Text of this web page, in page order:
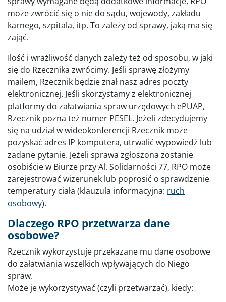
może zwrócić się o nie do sądu, wojewody, zakładu
karnego, szpitala, itp. To zależy od sprawy, jaką ma się
zająć.
Ilość i wrażliwość danych zależy też od sposobu, w jaki
się do Rzecznika zwrócimy. Jeśli sprawę złożymy
mailem, Rzecznik będzie znał nasz adres poczty
elektronicznej. Jeśli skorzystamy z elektronicznej
platformy do załatwiania spraw urzędowych ePUAP,
Rzecznik pozna też numer PESEL. Jeżeli zdecydujemy
się na udział w wideokonferencji Rzecznik może
pozyskać adres IP komputera, utrwalić wypowiedź lub
zadane pytanie. Jeżeli sprawa zgłoszona zostanie
osobiście w Biurze przy Al. Solidarności 77, RPO może
zarejestrować wizerunek lub poprosić o sprawdzenie
temperatury ciała (klauzula informacyjna: ruch
osobowy).
Dlaczego RPO przetwarza dane
osobowe?
Rzecznik wykorzystuje przekazane mu dane osobowe
do załatwiania wszelkich wpływających do Niego
spraw.
Może je wykorzystywać (czyli przetwarzać), kiedy: